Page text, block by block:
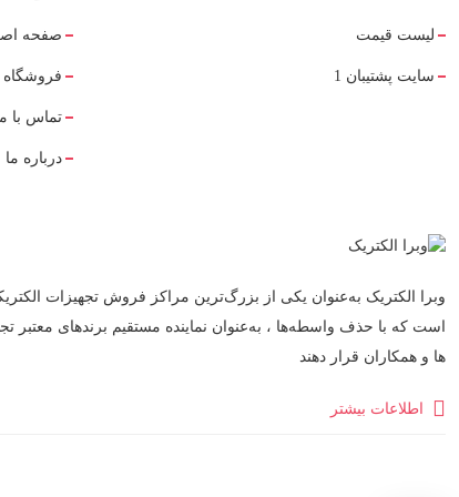
لیست قیمت
سایت پشتیبان 1
صفحه
فروشگاه
تماس با
درباره ما
وبرا الکتریک به‌عنوان یکی از بزرگ‌ترین مراکز فروش تجهیزات
است که با حذف واسطه‌ها ، به‌عنوان نماینده مستقیم برندهای
ها و همکاران قرار دهند
اطلاعات بیشتر